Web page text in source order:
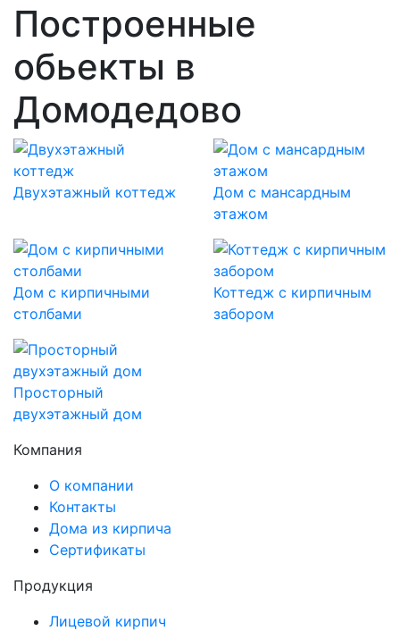
Построенные
обьекты в
Домодедово
Двухэтажный коттедж
Дом с мансардным
этажом
Дом с кирпичными
столбами
Коттедж с кирпичным
забором
Просторный
двухэтажный дом
Компания
О компании
Контакты
Дома из кирпича
Сертификаты
Продукция
Лицевой кирпич